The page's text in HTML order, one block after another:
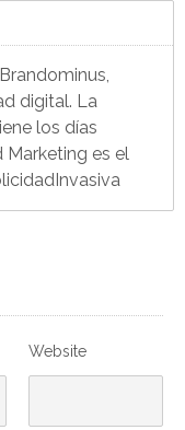
digital. La
los días
Marketing es el
Website